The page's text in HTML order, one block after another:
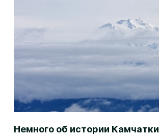
Немного об истории Камчатки